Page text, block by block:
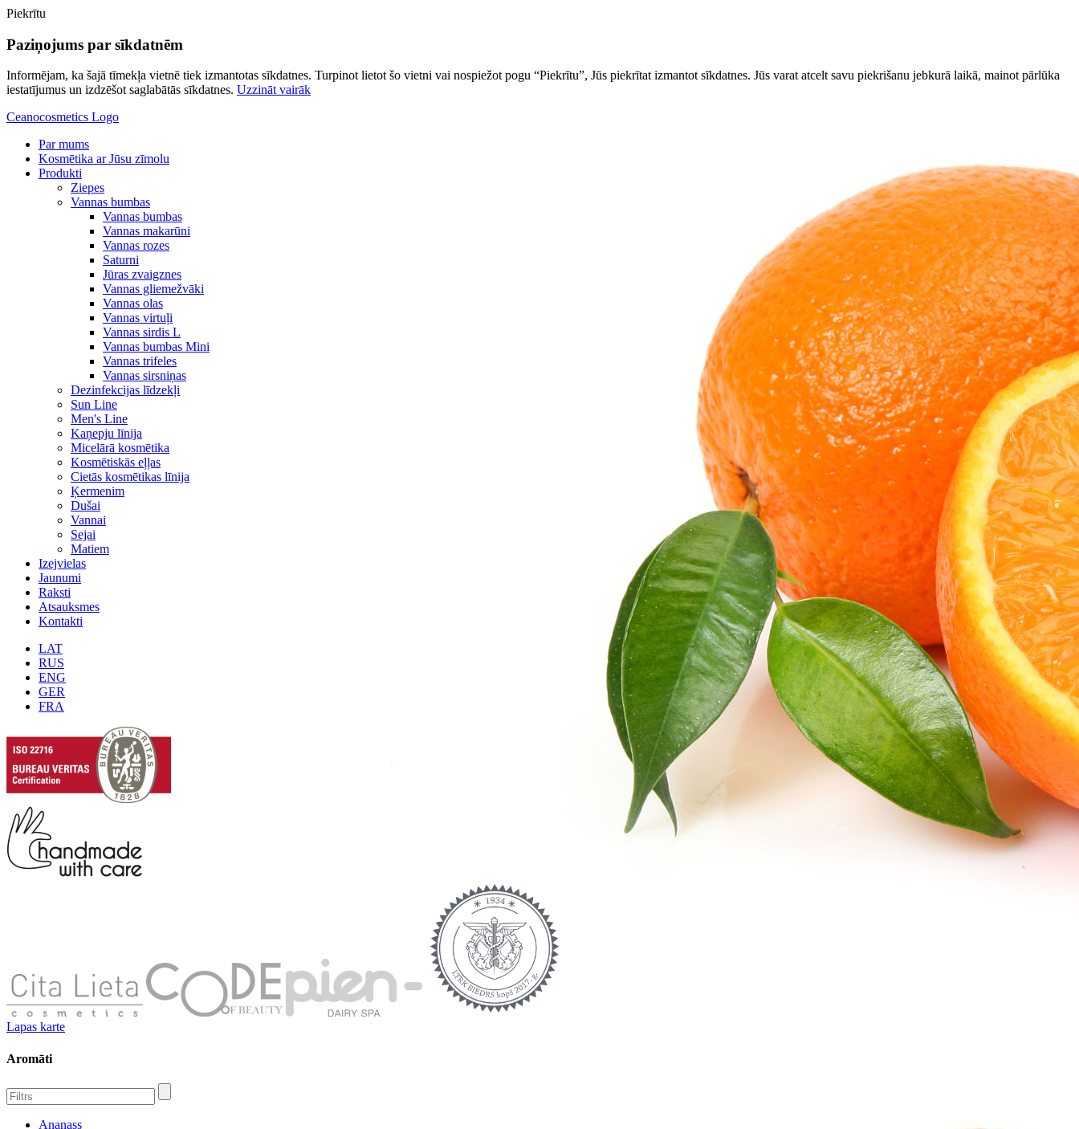
Piekrītu
Paziņojums par sīkdatnēm
Informējam, ka šajā tīmekļa vietnē tiek izmantotas sīkdatnes. Turpinot lietot šo vietni vai nospiežot pogu “Piekrītu”, Jūs piekrītat izmantot sīkdatnes. Jūs varat atcelt savu piekrišanu jebkurā laikā, mainot pārlūka
iestatījumus un izdzēšot saglabātās sīkdatnes. Uzzināt vairāk
Ceanocosmetics Logo
Par mums
Kosmētika ar Jūsu zīmolu
Produkti
Ziepes
Vannas bumbas
Vannas bumbas
Vannas makarūni
Vannas rozes
Saturni
Jūras zvaigznes
Vannas gliemežvāki
Vannas olas
Vannas virtuļi
Vannas sirdis L
Vannas bumbas Mini
Vannas trifeles
Vannas sirsniņas
Dezinfekcijas līdzekļi
Sun Line
Men's Line
Kaņepju līnija
Micelārā kosmētika
Kosmētiskās eļļas
Cietās kosmētikas līnija
Ķermenim
Dušai
Vannai
Sejai
Matiem
Izejvielas
Jaunumi
Raksti
Atsauksmes
Kontakti
LAT
RUS
ENG
GER
FRA
Lapas karte
Aromāti
Ananass